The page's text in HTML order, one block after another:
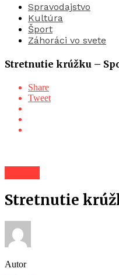
Spravodajstvo
Kultúra
Šport
Záhoráci vo svete
Stretnutie krúžku –
Share
Tweet
Stretnutie
Autor